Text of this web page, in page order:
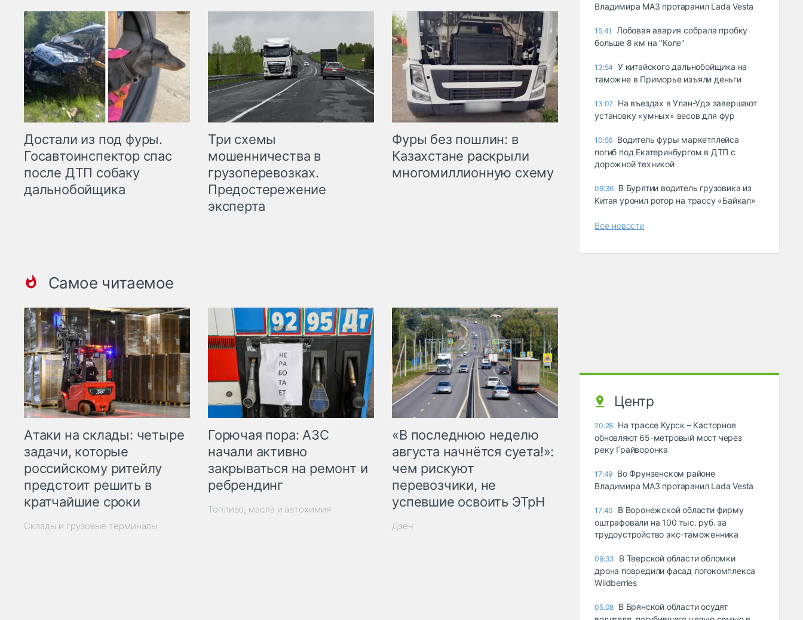
Достали из под фуры.
Госавтоинспектор спас
после ДТП собаку
дальнобойщика
Три схемы
мошенничества в
грузоперевозках.
Предостережение
эксперта
Фуры без пошлин: в
Казахстане раскрыли
многомиллионную схему
Самое читаемое
Атаки на склады: четыре
задачи, которые
российскому ритейлу
предстоит решить в
кратчайшие сроки
Склады и грузовые терминалы
Горючая пора: АЗС
начали активно
закрываться на ремонт и
ребрендинг
Топливо, масла и автохимия
«В последнюю неделю
августа начнётся суета!»:
чем рискуют
перевозчики, не
успевшие освоить ЭТрН
Дзен
Владимира МАЗ протаранил Lada Vesta
15:41
Лобовая авария собрала пробку
больше 8 км на "Коле"
13:54
У китайского дальнобойщика на
таможне в Приморье изъяли деньги
13:07
Ha въeздax в Улaн-Удэ зaвepшaют
ycтaнoвкy «yмныx» вecoв для фyp
10:56 Водитель фуры маркетплейса
погиб под Екатеринбургом в ДТП с
дорожной техникой
09:36 В Бурятии водитель грузовика из
Китая уронил ротор на трассу «Байкал»
Все новости
Центр
20:28 На трассе Курск – Касторное
обновляют 65-метровый мост через
реку Грайворонка
17:49 Во Фрунзенском районе
Владимира МАЗ протаранил Lada Vesta
17:40
В Воронежской области фирму
оштрафовали на 100 тыс. руб. за
трудоустройство экс-таможенника
09:33
В Тверской области обломки
дрона повредили фасад логокомплекса
Wildberries
05.08 В Брянской области осудят